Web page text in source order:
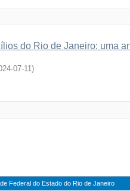
do Rio de Janeiro: uma
07-11)
Federal do Estado do Rio de Janeiro